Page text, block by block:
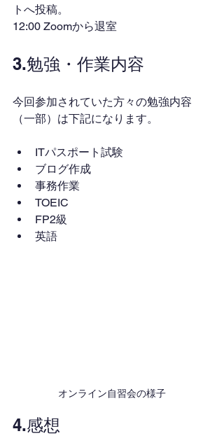
トへ投稿。
12:00 Zoomから退室
3.勉強・作業内容
今回参加されていた方々の勉強内容
（一部）は下記になります。
ITパスポート試験
ブログ作成
事務作業
TOEIC
FP2級
英語
オンライン自習会の様子
4.感想